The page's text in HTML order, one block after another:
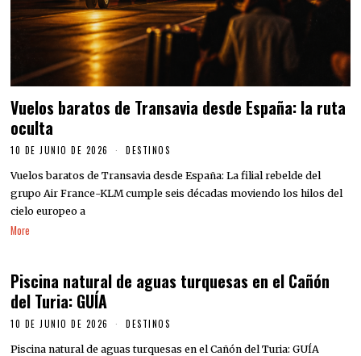
Vuelos baratos de Transavia desde España: la ruta
oculta
10 DE JUNIO DE 2026 DESTINOS
Vuelos baratos de Transavia desde España: La filial rebelde del
grupo Air France-KLM cumple seis décadas moviendo los hilos del
cielo europeo a
More
Piscina natural de aguas turquesas en el Cañón
del Turia: GUÍA
10 DE JUNIO DE 2026 DESTINOS
Piscina natural de aguas turquesas en el Cañón del Turia: GUÍA